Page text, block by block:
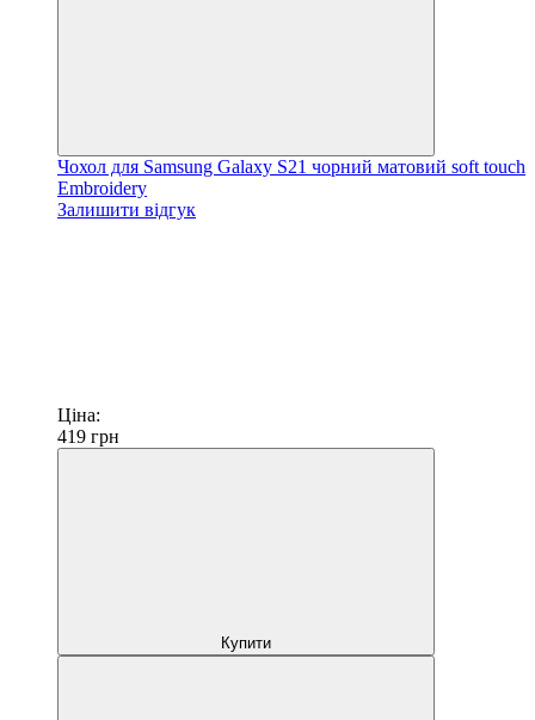
Чохол для Samsung Galaxy S21 чорний матовий soft touch
Embroidery
Залишити відгук
Ціна:
419 грн
Купити